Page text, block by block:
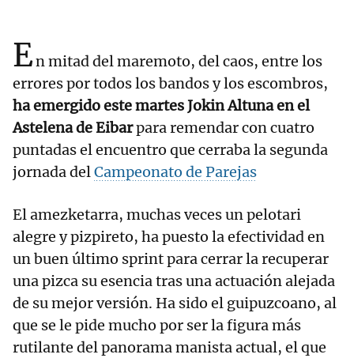
En mitad del maremoto, del caos, entre los
errores por todos los bandos y los escombros,
ha emergido este martes Jokin Altuna en el
Astelena de Eibarpara remendar con cuatro
puntadas el encuentro que cerraba la segunda
jornada delCampeonato de Parejas
El amezketarra, muchas veces un pelotari
alegre y pizpireto, ha puesto la efectividad en
un buen último sprint para cerrar la recuperar
una pizca su esencia tras una actuación alejada
de su mejor versión. Ha sido el guipuzcoano, al
que se le pide mucho por ser la figura más
rutilante del panorama manista actual, el que